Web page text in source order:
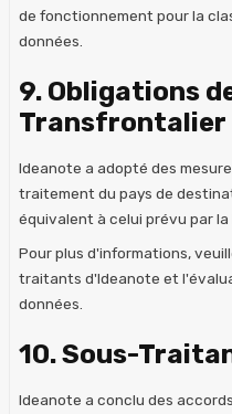
de fonctionnement pour la
données.
9. Obligations
Transfrontalier
Ideanote a adopté des
traitement du pays de
équivalent à celui prévu par la
Pour plus d'informations,
traitants d'Ideanote et
données.
10. Sous-
Ideanote a conclu des